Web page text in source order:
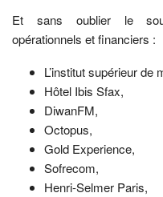
Et sans oublier le
opérationnels et financiers :
L’institut supérieur de
Hôtel Ibis Sfax,
DiwanFM,
Octopus,
Gold Experience,
Sofrecom,
Henri-Selmer Paris,